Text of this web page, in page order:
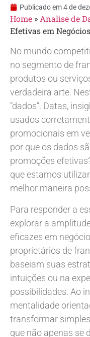
Publicado em4 de
Home » Analise de
Efetivas em
No mundo
no segmento de
produtos ou
verdadeira arte.
“dados”. Datas,
usados
promocionais em
por que os dados
promoções
que estamos
melhor maneira
Para responder a
explorar a
eficazes em
proprietários de
baseiam suas
intuições ou na
possibilidades. Ao
mentalidade
transformar
que não apenas se